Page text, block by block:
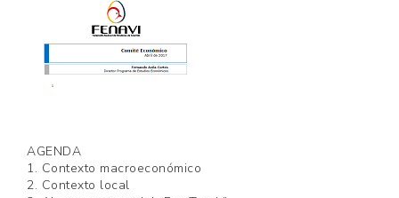
AGENDA
1. Contexto macroeconómico
2. Contexto local